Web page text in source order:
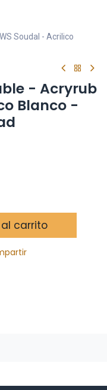
Soudal - Acrilico
- Acryrub
Blanco -
carrito